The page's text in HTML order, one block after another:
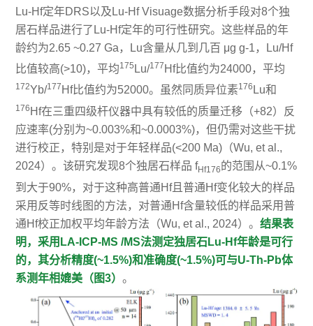
Lu-Hf定年DRS以及Lu-Hf Visuage数据分析手段对8个独
居石样品进行了Lu-Hf定年的可行性研究。这些样品的年
龄约为2.65 ~0.27 Ga，Lu含量从几到几百 μg g-1，Lu/Hf
比值较高(>10)，平均175 Lu/177 Hf比值约为24000，平均
172Yb/177 Hf比值约为52000。虽然同质异位素176 Lu和
176 Hf在三重四级杆仪器中具有较低的质量迁移（+82）反
应速率(分别为~0.003%和~0.0003%)，但仍需对这些干扰
进行校正，特别是对于年轻样品(<200 Ma)（Wu, et al.,
2024）。该研究发现8个独居石样品fHf176的范围从~0.1%
到大于90%，对于这种高普通Hf且普通Hf变化较大的样品
采用反等时线图的方法，对普通Hf含量较低的样品采用普
通Hf校正加权平均年龄方法（Wu, et al., 2024）。结果表
明，采用LA-ICP-MS /MS法测定独居石Lu-Hf年龄是可行
的，其分析精度(~1.5%)和准确度(~1.5%)可与U-Th-Pb体
系测年相媲美（图3）。